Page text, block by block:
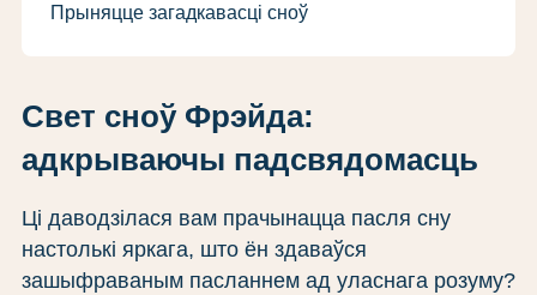
Свет сноў Фрэйда:
адкрываючы падсвядомасць
Ці даводзілася вам прачынацца пасля сну
настолькі яркага, што ён здаваўся
зашыфраваным пасланнем ад уласнага розуму?
Прыняцце загадкавасці сноў